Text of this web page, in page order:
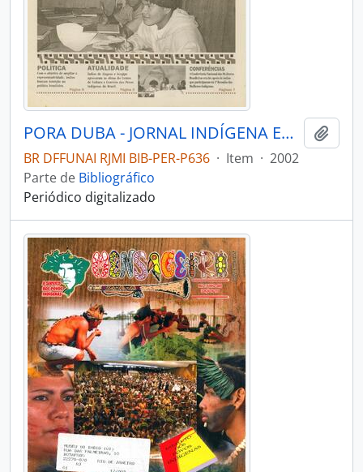
PORA DUBA - JORNAL INDÍGENA EDITADO PELA FUNAI - 2002 - Nº18
BR DFFUNAI RJMI BIB-PER-P636 · Item · 2002
Parte de Bibliográfico
Periódico digitalizado